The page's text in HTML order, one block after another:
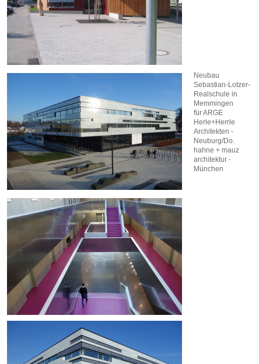
Neubau
Sebastian-Lotzer-
Realschule in
Memmingen
für ARGE
Herle+Herrle
Architekten -
Neuburg/Do.
hahne + mauz
architektur -
München